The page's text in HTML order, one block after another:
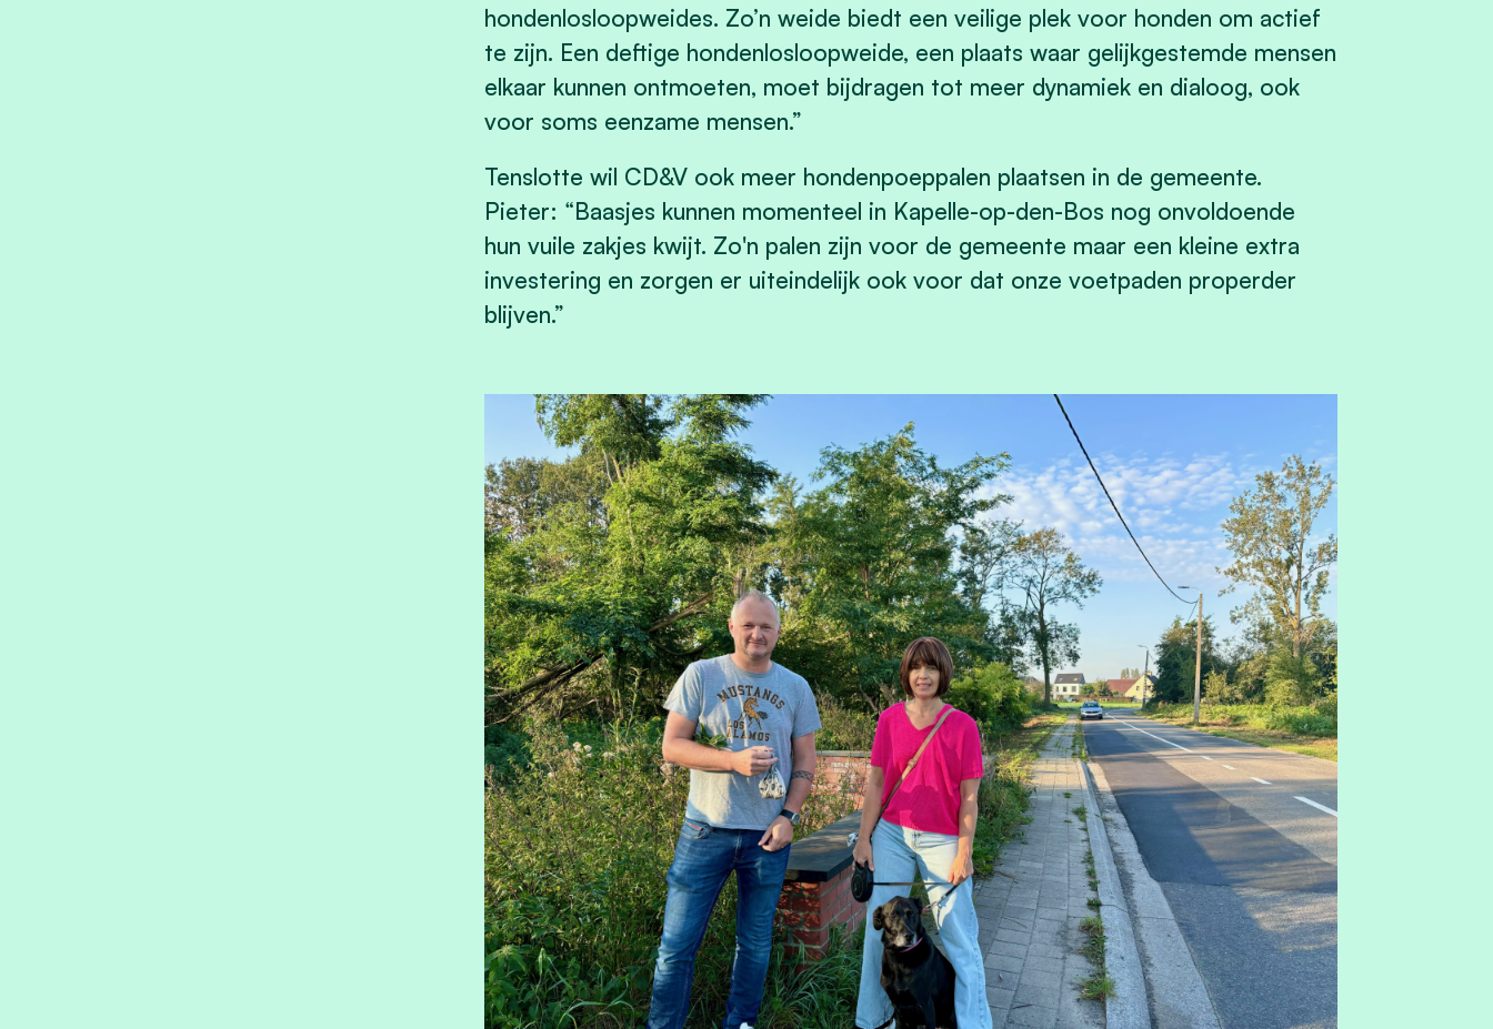
hondenlosloopweides. Zo’n weide biedt een veilige plek voor honden om actief
te zijn. Een deftige hondenlosloopweide, een plaats waar gelijkgestemde mensen
elkaar kunnen ontmoeten, moet bijdragen tot meer dynamiek en dialoog, ook
voor soms eenzame mensen.”
Tenslotte wil CD&V ook meer hondenpoeppalen plaatsen in de gemeente.
Pieter: “Baasjes kunnen momenteel in Kapelle-op-den-Bos nog onvoldoende
hun vuile zakjes kwijt. Zo'n palen zijn voor de gemeente maar een kleine extra
investering en zorgen er uiteindelijk ook voor dat onze voetpaden properder
blijven.”